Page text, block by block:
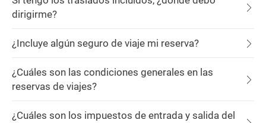
dirigirme?
¿Incluye algún seguro de viaje mi reserva?
¿Cuáles son las condiciones generales en las
reservas de viajes?
¿Cuáles son los impuestos de entrada y salida del